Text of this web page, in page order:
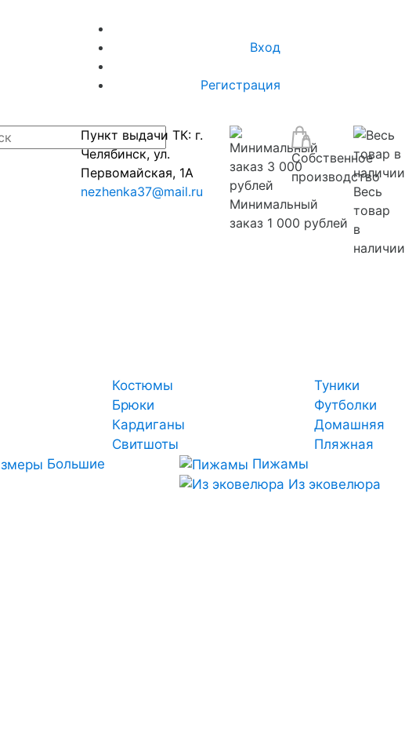
Вход
Регистрация
Пункт выдачи ТК: г.
Челябинск, ул.
Первомайская, 1А
nezhenka37@mail.ru
Минимальный
заказ 1 000 рублей
Собственное
производство
Весь
товар
в
наличии
Костюмы
Туники
Брюки
Футболки
Кардиганы
Домашняя
Свитшоты
Пляжная
Большие
Пижамы
Из эковелюра